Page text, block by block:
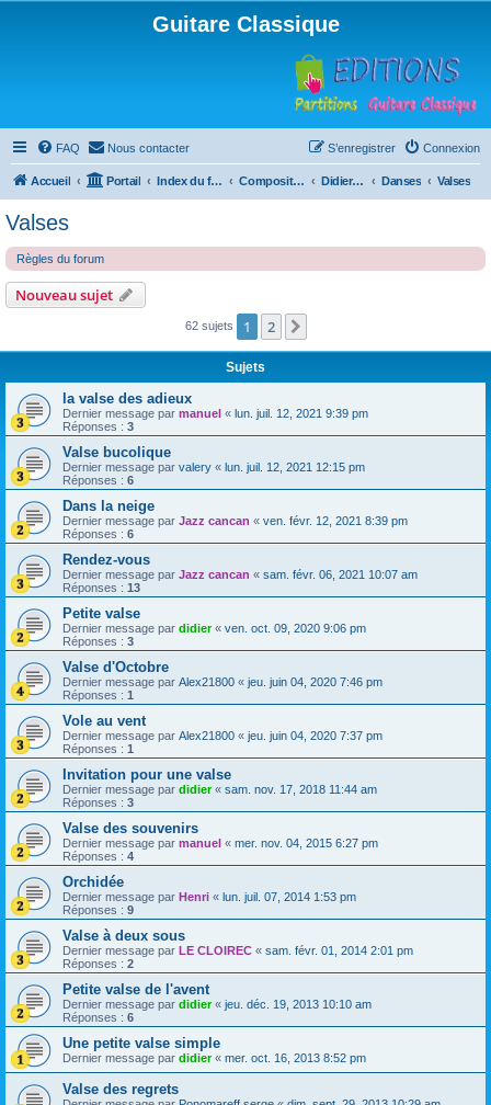
Guitare Classique
FAQ Nous contacter Connexion
S’enregistrer
Accueil Portail Index du forum Compositions Didierland Danses Valses
Valses
Règles du forum
Nouveau sujet
62 sujets 1 2
Sujets
la valse des adieux
Dernier message par manuel « lun. juil. 12, 2021 9:39 pm
Réponses : 3
Valse bucolique
Dernier message par valery « lun. juil. 12, 2021 12:15 pm
Réponses : 6
Dans la neige
Dernier message par Jazz cancan « ven. févr. 12, 2021 8:39 pm
Réponses : 6
Rendez-vous
Dernier message par Jazz cancan « sam. févr. 06, 2021 10:07 am
Réponses : 13
Petite valse
Dernier message par didier« ven. oct. 09, 2020 9:06 pm
Réponses : 3
Valse d'Octobre
Dernier message par Alex21800 « jeu. juin 04, 2020 7:46 pm
Réponses : 1
Vole au vent
Dernier message par Alex21800 « jeu. juin 04, 2020 7:37 pm
Réponses : 1
Invitation pour une valse
Dernier message par didier« sam. nov. 17, 2018 11:44 am
Réponses : 3
Valse des souvenirs
Dernier message par manuel « mer. nov. 04, 2015 6:27 pm
Réponses : 4
Orchidée
Dernier message par Henri « lun. juil. 07, 2014 1:53 pm
Réponses : 9
Valse à deux sous
Dernier message par LE CLOIREC « sam. févr. 01, 2014 2:01 pm
Réponses : 2
Petite valse de l'avent
Dernier message par didier« jeu. déc. 19, 2013 10:10 am
Réponses : 6
Une petite valse simple
Dernier message par didier« mer. oct. 16, 2013 8:52 pm
Valse des regrets